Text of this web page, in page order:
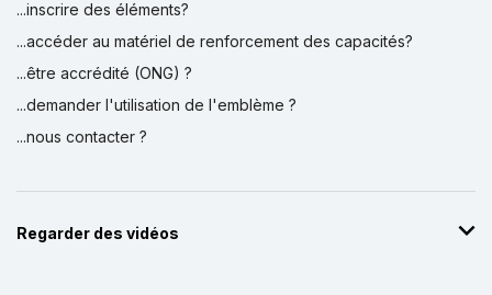
...inscrire des éléments?
...accéder au matériel de renforcement des capacités?
...être accrédité (ONG) ?
...demander l'utilisation de l'emblème ?
...nous contacter ?
Regarder des vidéos